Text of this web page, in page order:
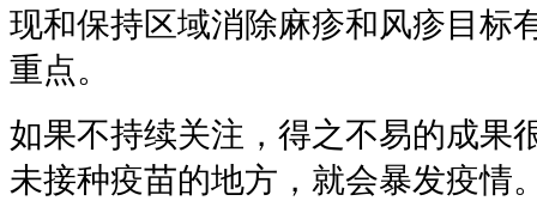
现和保持区域消除麻疹和风疹目标
重点。
如果不持续关注，得之不易的成果
未接种疫苗的地方，就会暴发疫情